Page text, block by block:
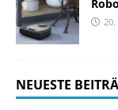
NEUESTE